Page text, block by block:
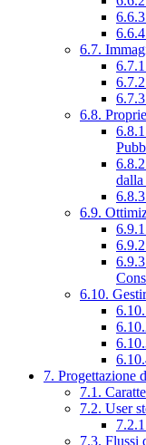
6.7.
6.8.
6.9.
6.10.
7. Progettazione
7.1.
7.2. User
7.3. Flussi